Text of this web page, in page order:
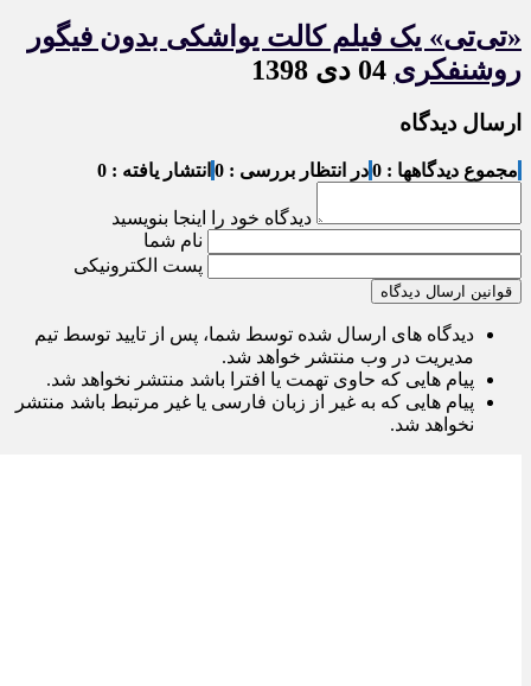
«تی‌تی» یک فیلم کالت یواشکی بدون فیگور
روشنفکری
ارسال دیدگاه
مجموع دیدگاهها : 0 در انتظار بررسی : 0 انتشار یافته : 0
دیدگاه خود را اینجا بنویسید
نام شما
پست الکترونیکی
قوانین ارسال دیدگاه
دیدگاه های ارسال شده توسط شما، پس از تایید توسط تیم
مدیریت در وب منتشر خواهد شد.
پیام هایی که حاوی تهمت یا افترا باشد منتشر نخواهد شد.
پیام هایی که به غیر از زبان فارسی یا غیر مرتبط باشد منتشر
نخواهد شد.